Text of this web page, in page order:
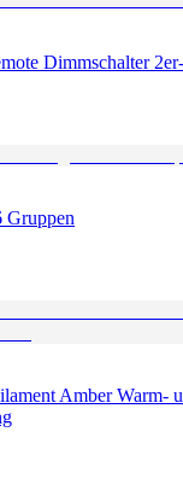
Dimmschalter
Gruppen
Amber Warm-